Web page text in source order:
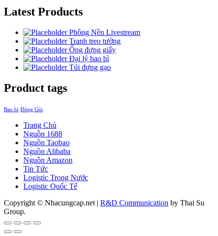
Latest Products
Phông Nền Livestream
Tranh treo tường
Ống đựng giấy
Đại lý bao bì
Túi đựng gạo
Product tags
Bao bì Đóng Gói
Trang Chủ
Nguồn 1688
Nguồn Taobao
Nguồn Alibaba
Nguồn Amazon
Tin Tức
Logistic Trong Nước
Logistic Quốc Tế
Copyright © Nhacungcap.net | R&D Communication by Thai Su
Group.